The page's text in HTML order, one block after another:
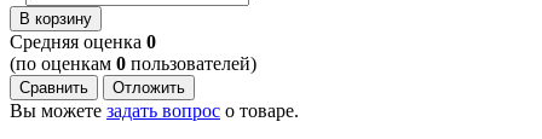
В корзину
Cредняя оценка 0
(по оценкам 0 пользователей)
Сравнить Отложить
Вы можете задать вопрос о товаре.